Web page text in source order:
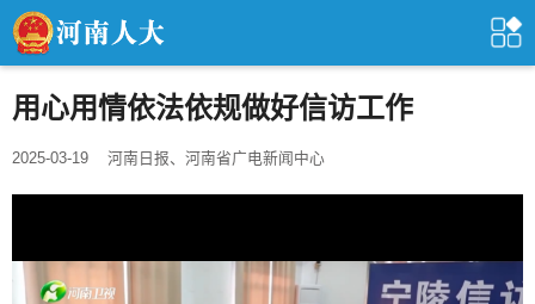
用心用情依法依规做好信访工作
2025-03-19 河南日报、河南省广电新闻中心